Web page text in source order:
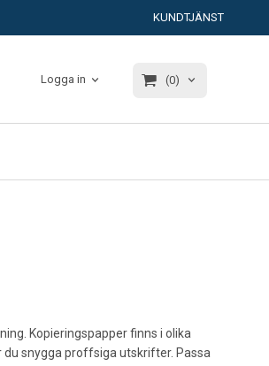
KUNDTJÄNST
Logga in (0)
Kopieringspapper finns i olika
snygga proffsiga utskrifter. Passa